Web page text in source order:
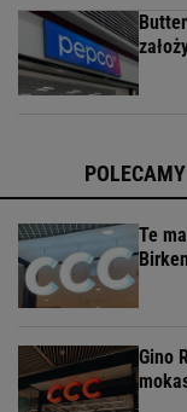
POLECAMY
Te
Gino